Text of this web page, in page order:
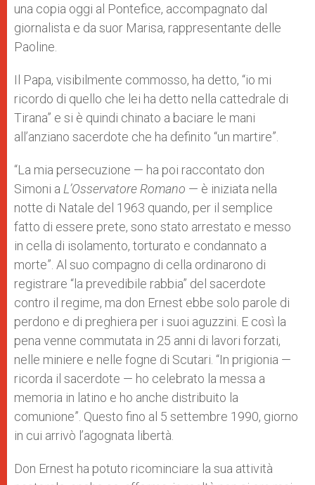
una copia oggi al Pontefice, accompagnato dal
giornalista e da suor Marisa, rappresentante delle
Paoline.
Il Papa, visibilmente commosso, ha detto, “io mi
ricordo di quello che lei ha detto nella cattedrale di
Tirana” e si è quindi chinato a baciare le mani
all’anziano sacerdote che ha definito “un martire”.
“La mia persecuzione — ha poi raccontato don
Simoni a L’Osservatore Romano — è iniziata nella
notte di Natale del 1963 quando, per il semplice
fatto di essere prete, sono stato arrestato e messo
in cella di isolamento, torturato e condannato a
morte”. Al suo compagno di cella ordinarono di
registrare “la prevedibile rabbia” del sacerdote
contro il regime, ma don Ernest ebbe solo parole di
perdono e di preghiera per i suoi aguzzini. E così la
pena venne commutata in 25 anni di lavori forzati,
nelle miniere e nelle fogne di Scutari. “In prigionia —
ricorda il sacerdote — ho celebrato la messa a
memoria in latino e ho anche distribuito la
comunione”. Questo fino al 5 settembre 1990, giorno
in cui arrivò l’agognata libertà.
Don Ernest ha potuto ricominciare la sua attività